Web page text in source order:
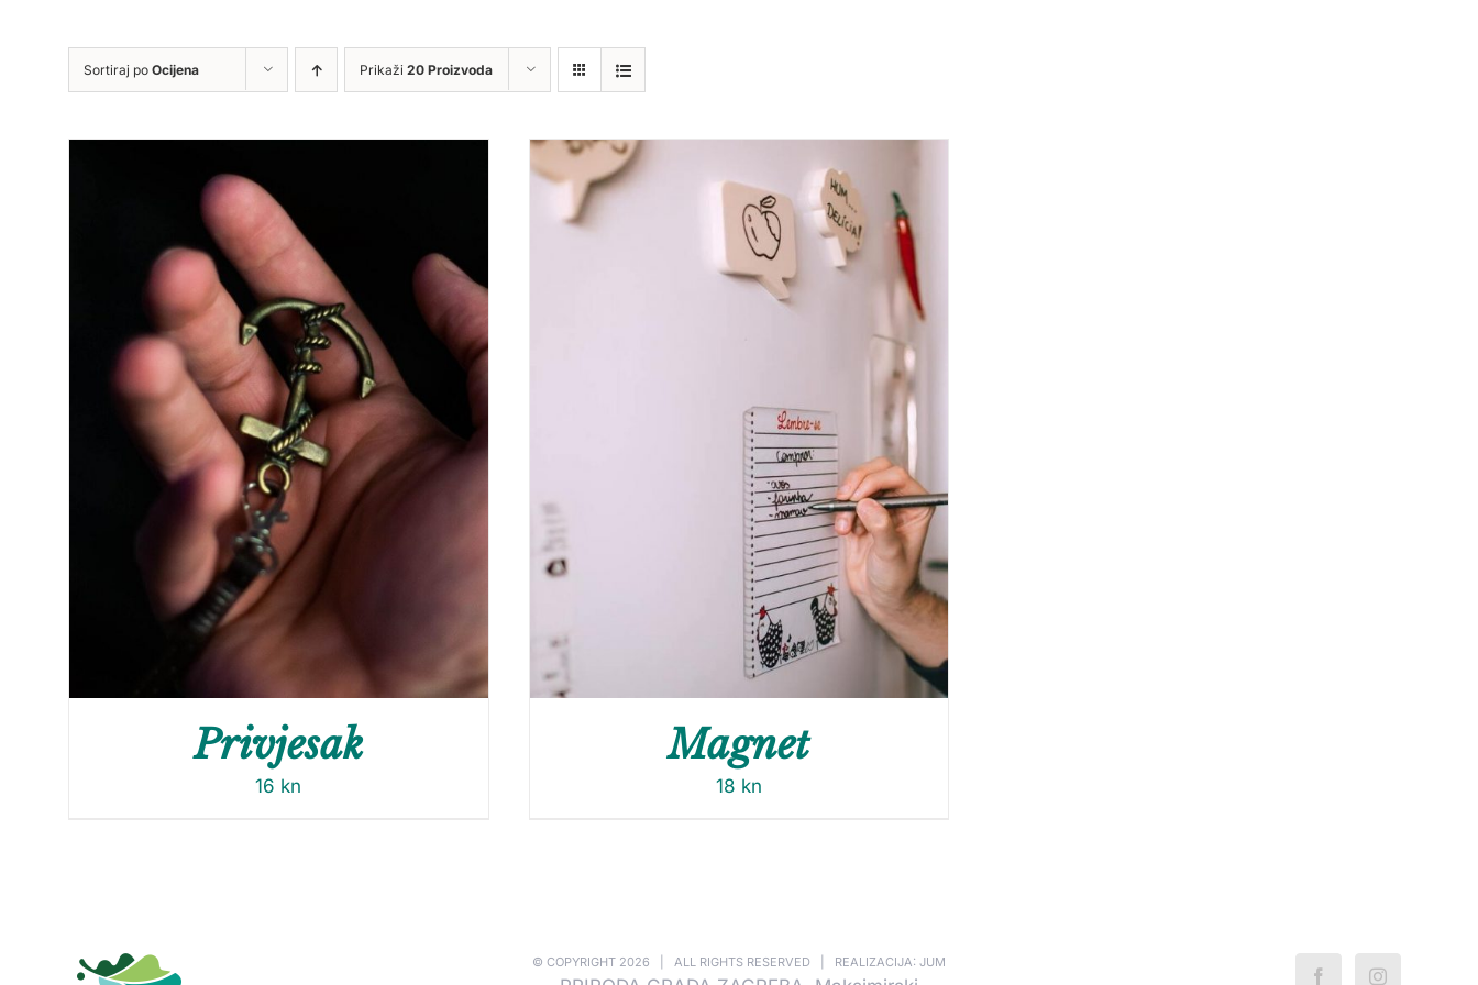
Sortiraj po Ocijena Prikaži 20 Proizvoda
Privjesak
16 kn
Magnet
18 kn
© COPYRIGHT 2026 | ALL RIGHTS RESERVED | REALIZACIJA: JUM